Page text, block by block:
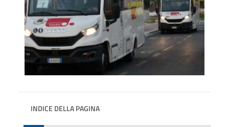
INDICE DELLA PAGINA